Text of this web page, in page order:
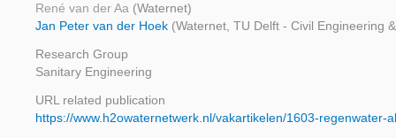
René van der Aa (Waternet)
Jan Peter van der Hoek (Waternet, TU Delft - Civil Engineering
Research Group
Sanitary Engineering
URL related publication
https://www.h2owaternetwerk.nl/vakartikelen/1603-